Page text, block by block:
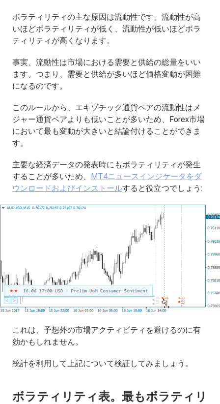
ボラティリティの主な原因は流動性です。流動性が高
いほどボラティリティが低く、流動性が低いほどボラ
ティリティが高くなります。
事実、流動性は市場における需要と供給の総量をいい
ます。つまり、需要と供給が多いほど価格変動が困難
になるのです。
このルールから、エキゾチック通貨ペアの流動性はメ
ジャー通貨ペアよりも低いことが多いため、Forex市場
において最も変動が大きいと結論付けることができま
す。
主要な経済データの発表時にもボラティリティが発生
することが多いため、 MT4ニュースインジケータをダ
ウンロードおよびインストールすると役立つでしょう:
これは、予想外の市場アクティビティを避けるのに有
効かもしれません。
統計を利用して上記について検証してみましょう。
ボラティリティ表。最もボラティリ